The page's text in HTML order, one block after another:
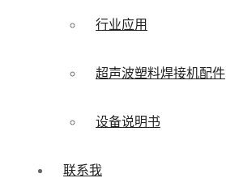
行业应用
超声波塑料焊接机配件
设备说明书
联系我